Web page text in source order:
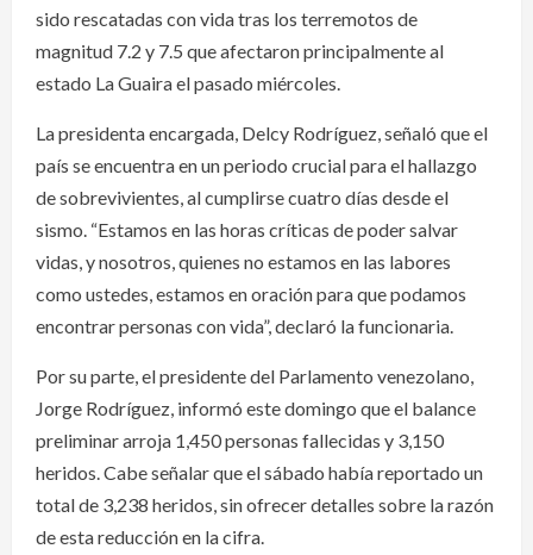
sido rescatadas con vida tras los terremotos de
magnitud 7.2 y 7.5 que afectaron principalmente al
estado La Guaira el pasado miércoles.
La presidenta encargada, Delcy Rodríguez, señaló que el
país se encuentra en un periodo crucial para el hallazgo
de sobrevivientes, al cumplirse cuatro días desde el
sismo. “Estamos en las horas críticas de poder salvar
vidas, y nosotros, quienes no estamos en las labores
como ustedes, estamos en oración para que podamos
encontrar personas con vida”, declaró la funcionaria.
Por su parte, el presidente del Parlamento venezolano,
Jorge Rodríguez, informó este domingo que el balance
preliminar arroja 1,450 personas fallecidas y 3,150
heridos. Cabe señalar que el sábado había reportado un
total de 3,238 heridos, sin ofrecer detalles sobre la razón
de esta reducción en la cifra.